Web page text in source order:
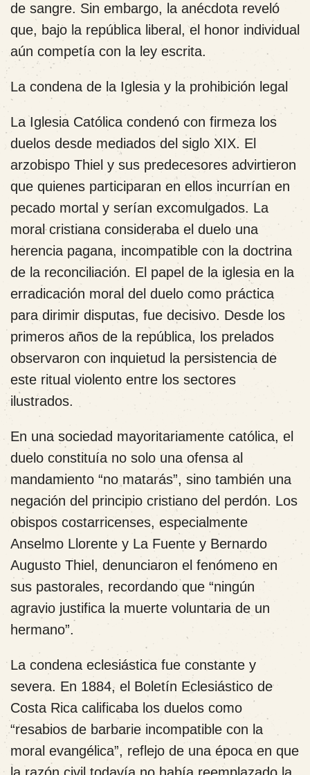
de sangre. Sin embargo, la anécdota reveló
que, bajo la república liberal, el honor individual
aún competía con la ley escrita.
La condena de la Iglesia y la prohibición legal
La Iglesia Católica condenó con firmeza los
duelos desde mediados del siglo XIX. El
arzobispo Thiel y sus predecesores advirtieron
que quienes participaran en ellos incurrían en
pecado mortal y serían excomulgados. La
moral cristiana consideraba el duelo una
herencia pagana, incompatible con la doctrina
de la reconciliación. El papel de la iglesia en la
erradicación moral del duelo como práctica
para dirimir disputas, fue decisivo. Desde los
primeros años de la república, los prelados
observaron con inquietud la persistencia de
este ritual violento entre los sectores
ilustrados.
En una sociedad mayoritariamente católica, el
duelo constituía no solo una ofensa al
mandamiento “no matarás”, sino también una
negación del principio cristiano del perdón. Los
obispos costarricenses, especialmente
Anselmo Llorente y La Fuente y Bernardo
Augusto Thiel, denunciaron el fenómeno en
sus pastorales, recordando que “ningún
agravio justifica la muerte voluntaria de un
hermano”.
La condena eclesiástica fue constante y
severa. En 1884, el Boletín Eclesiástico de
Costa Rica calificaba los duelos como
“resabios de barbarie incompatible con la
moral evangélica”, reflejo de una época en que